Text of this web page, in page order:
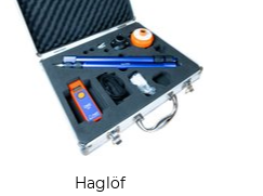
Haglöf